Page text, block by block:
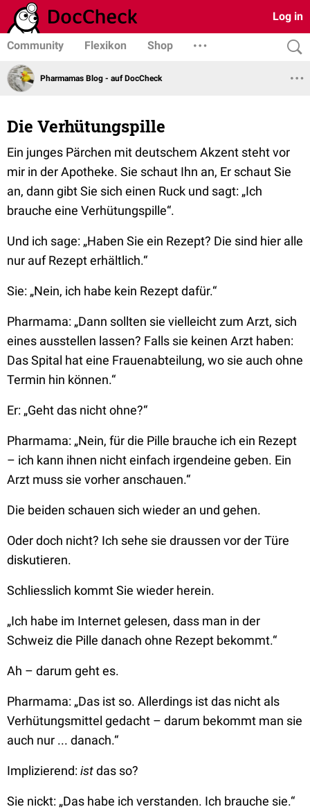
Log in
Community Flexikon Shop
Pharmamas Blog - auf DocCheck
Die Verhütungspille
Ein junges Pärchen mit deutschem Akzent steht vor
mir in der Apotheke. Sie schaut Ihn an, Er schaut Sie
an, dann gibt Sie sich einen Ruck und sagt: „Ich
brauche eine Verhütungspille“.
Und ich sage: „Haben Sie ein Rezept? Die sind hier alle
nur auf Rezept erhältlich.“
Sie: „Nein, ich habe kein Rezept dafür.“
Pharmama: „Dann sollten sie vielleicht zum Arzt, sich
eines ausstellen lassen? Falls sie keinen Arzt haben:
Das Spital hat eine Frauenabteilung, wo sie auch ohne
Termin hin können.“
Er: „Geht das nicht ohne?“
Pharmama: „Nein, für die Pille brauche ich ein Rezept
– ich kann ihnen nicht einfach irgendeine geben. Ein
Arzt muss sie vorher anschauen.“
Die beiden schauen sich wieder an und gehen.
Oder doch nicht? Ich sehe sie draussen vor der Türe
diskutieren.
Schliesslich kommt Sie wieder herein.
„Ich habe im Internet gelesen, dass man in der
Schweiz die Pille danach ohne Rezept bekommt.“
Ah – darum geht es.
Pharmama: „Das ist so. Allerdings ist das nicht als
Verhütungsmittel gedacht – darum bekommt man sie
auch nur ... danach.“
Implizierend:istdas so?
Sie nickt: „Das habe ich verstanden. Ich brauche sie.“